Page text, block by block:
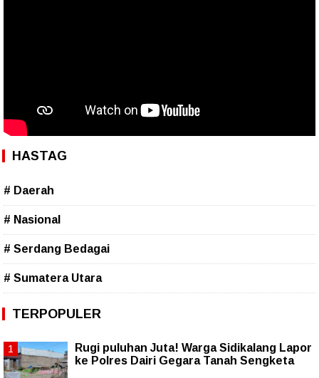
HASTAG
# Daerah
# Nasional
# Serdang Bedagai
# Sumatera Utara
TERPOPULER
Rugi puluhan Juta! Warga Sidikalang Lapor
ke Polres Dairi Gegara Tanah Sengketa